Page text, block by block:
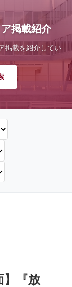
掲載紹介
掲載を紹介してい
】『放